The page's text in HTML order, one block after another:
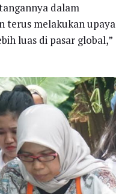
dalam
terus melakukan upaya
luas di pasar global,”